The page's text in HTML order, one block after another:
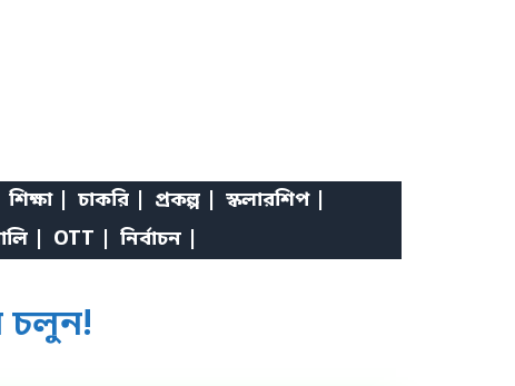
শিক্ষা | চাকরি | প্রকল্প |
স্কলারশিপ |
| OTT | নির্বাচন |
চলুন!